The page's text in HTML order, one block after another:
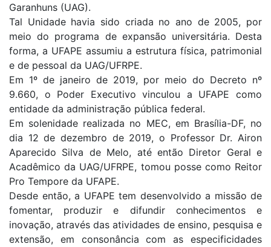
Garanhuns (UAG).
Tal Unidade havia sido criada no ano de 2005, por
meio do programa de expansão universitária. Desta
forma, a UFAPE assumiu a estrutura física, patrimonial
e de pessoal da UAG/UFRPE.
Em 1º de janeiro de 2019, por meio do Decreto nº
9.660, o Poder Executivo vinculou a UFAPE como
entidade da administração pública federal.
Em solenidade realizada no MEC, em Brasília-DF, no
dia 12 de dezembro de 2019, o Professor Dr. Airon
Aparecido Silva de Melo, até então Diretor Geral e
Acadêmico da UAG/UFRPE, tomou posse como Reitor
Pro Tempore da UFAPE.
Desde então, a UFAPE tem desenvolvido a missão de
fomentar, produzir e difundir conhecimentos e
inovação, através das atividades de ensino, pesquisa e
extensão, em consonância com as especificidades